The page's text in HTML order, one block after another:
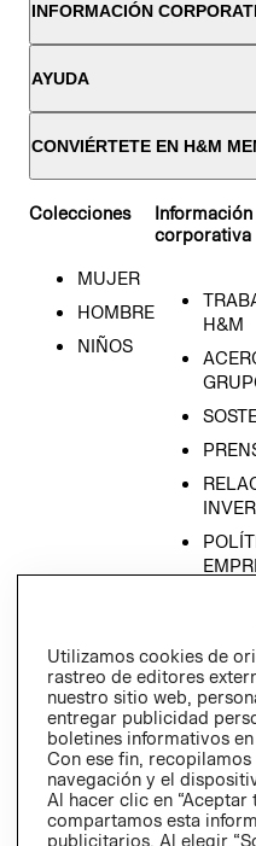
INFORMACIÓN
AYUDA
CONVIÉRTETE EN H&M
Colecciones
MUJER
HOMBRE
NIÑOS
Información
corporativa
H&M
Y
Y
Utilizamos cookies de
rastreo de editores
nuestro sitio web,
entregar publicidad
boletines informativos
Con ese fin,
navegación y el
Al hacer clic en “Aceptar
compartamos esta
publicitarios. Al elegir